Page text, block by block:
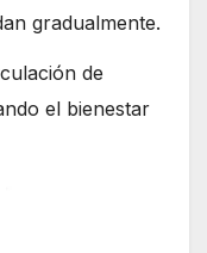
gradualmente.
de
el bienestar